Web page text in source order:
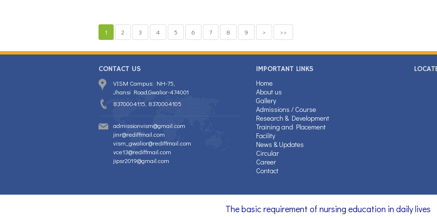
1 2 3 4 5 6 7 8 9 > >>
CONTACT US
VISM Campus: NH-75,
Jhansi Road,Gwalior-474001
8370004115, 8370004105
admissionvism@gmail.com
jinr@rediffmail.com
vism_gwalior@rediffmail.com
vce13@rediffmail.com
jipsr2019@gmail.com
IMPORTANT LINKS
Home
About us
Gallery
Admissions / Course
Research & Development
Training and Placement
Facility
News & Updates
Circular
Career
Contact
The basic requirement of nursing education in daily lives